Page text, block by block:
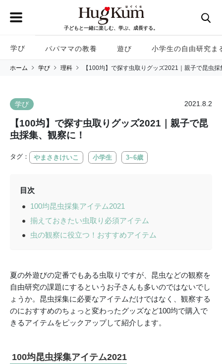
子どもと一緒に楽しむ、学ぶ、成長する。
学び パパママの教養 遊び 小学生の自由研究ま
ホーム 学び 理科 【100均】で探す虫取りグッズ2021｜親子で昆虫
学び 2021.8.2
【100均】で探す虫取りグッズ2021｜親子で昆
虫採集、観察に！
タグ： やまさきけいこ 小学生 3~6歳
目次
100均昆虫採集アイテム2021
揃えておきたい虫取り必須アイテム
虫の観察に役立つ！おすすめアイテム
夏の外遊びの定番でもある虫取りですが、昆虫などの観察を
自由研究の課題にするというお子さんも多いのではないでし
ょうか。昆虫採集に必要なアイテムだけではなく、観察する
のにおすすめのちょっと変わったグッズなど100均で購入で
きるアイテムをピックアップして紹介します。
100均昆虫採集アイテム2021